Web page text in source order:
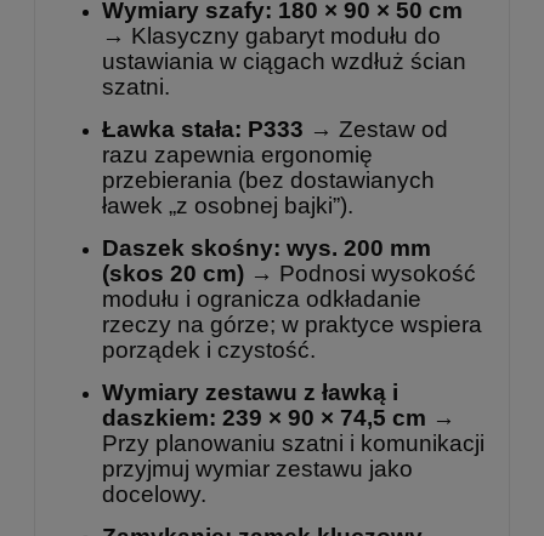
Wymiary szafy: 180 × 90 × 50 cm
→ Klasyczny gabaryt modułu do
ustawiania w ciągach wzdłuż ścian
szatni.
Ławka stała: P333 → Zestaw od
razu zapewnia ergonomię
przebierania (bez dostawianych
ławek „z osobnej bajki”).
Daszek skośny: wys. 200 mm
(skos 20 cm) → Podnosi wysokość
modułu i ogranicza odkładanie
rzeczy na górze; w praktyce wspiera
porządek i czystość.
Wymiary zestawu z ławką i
daszkiem: 239 × 90 × 74,5 cm →
Przy planowaniu szatni i komunikacji
przyjmuj wymiar zestawu jako
docelowy.